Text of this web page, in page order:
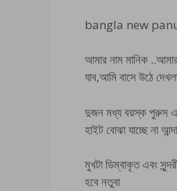
bangla new panu
আমার নাম মানিক
যাব,আমি বাসে উঠে
দুজন মধ্য বয়স্ক পুরুস
হাইট বোঝা যাচ্ছে না
মুখটা ডিম্বাকৃত এবং
হবে নতুবা